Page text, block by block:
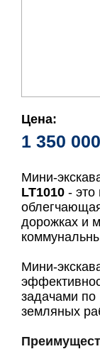
Цена:
1 350 000
Мини-
LT1010 -
дорожках и
Мини-
задачами по
земляных